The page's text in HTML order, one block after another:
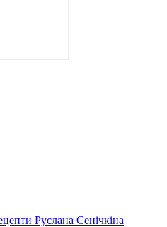
Руслана Сенічкіна